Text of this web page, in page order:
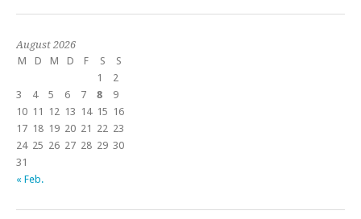
August 2026
M
D M D F S
S
1
2
3
4 5 6 7 8
9
10 11 12 13 14 15 16
17 18 19 20 21 22 23
24 25 26 27 28 29 30
31
« Feb.